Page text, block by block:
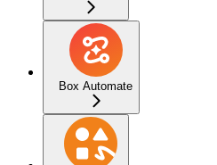
Box Automate